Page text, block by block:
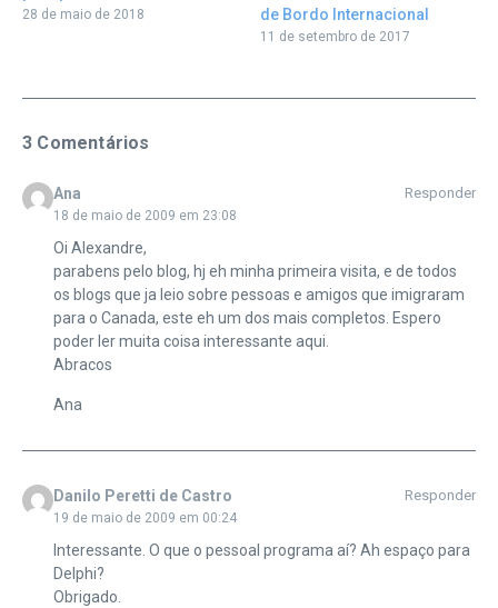
28 de maio de 2018
de Bordo Internacional
11 de setembro de 2017
3 Comentários
Ana
18 de maio de 2009 em 23:08
Responder
Oi Alexandre,
parabens pelo blog, hj eh minha primeira visita, e de todos
os blogs que ja leio sobre pessoas e amigos que imigraram
para o Canada, este eh um dos mais completos. Espero
poder ler muita coisa interessante aqui.
Abracos
Ana
Danilo Peretti de Castro
19 de maio de 2009 em 00:24
Responder
Interessante. O que o pessoal programa aí? Ah espaço para
Delphi?
Obrigado.